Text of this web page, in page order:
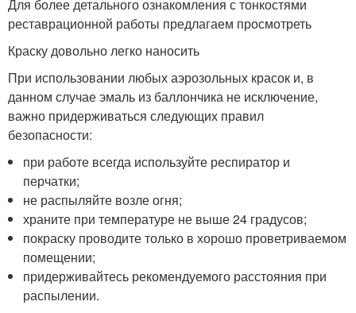
Для более детального ознакомления с тонкостями
реставрационной работы предлагаем просмотреть
Краску довольно легко наносить
При использовании любых аэрозольных красок и, в
данном случае эмаль из баллончика не исключение,
важно придерживаться следующих правил
безопасности:
при работе всегда используйте респиратор и
перчатки;
не распыляйте возле огня;
храните при температуре не выше 24 градусов;
покраску проводите только в хорошо проветриваемом
помещении;
придерживайтесь рекомендуемого расстояния при
распылении.